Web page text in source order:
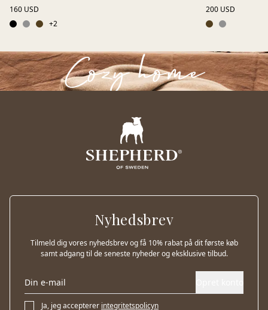
160 USD
+2
200 USD
Cozy home
Nyhedsbrev
Tilmeld dig vores nyhedsbrev og få 10% rabat på dit første køb
samt adgang til de seneste nyheder og eksklusive tilbud.
Ja, jeg accepterer integritetspolicyn